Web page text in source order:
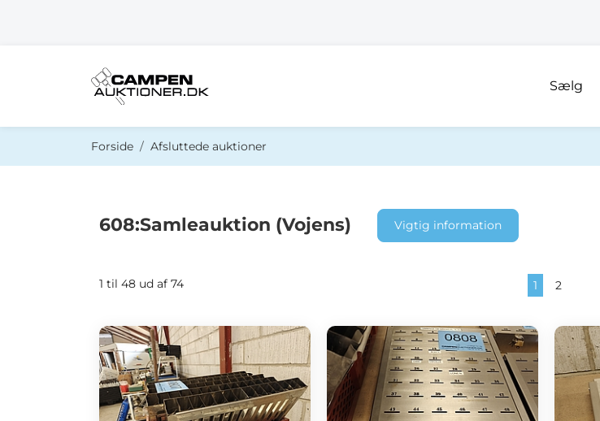
Sælg
Forside Afsluttede auktioner
608:Samleauktion (Vojens) Vigtig information
1 til 48 ud af 74 1 2